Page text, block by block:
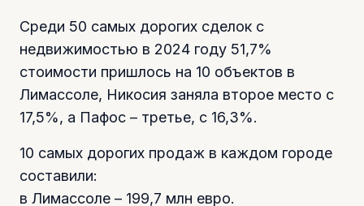
Среди 50 самых дорогих сделок с
недвижимостью в 2024 году 51,7%
стоимости пришлось на 10 объектов в
Лимассоле, Никосия заняла второе место с
17,5%, а Пафос – третье, с 16,3%.
10 самых дорогих продаж в каждом городе
составили:
в Лимассоле – 199,7 млн евро.